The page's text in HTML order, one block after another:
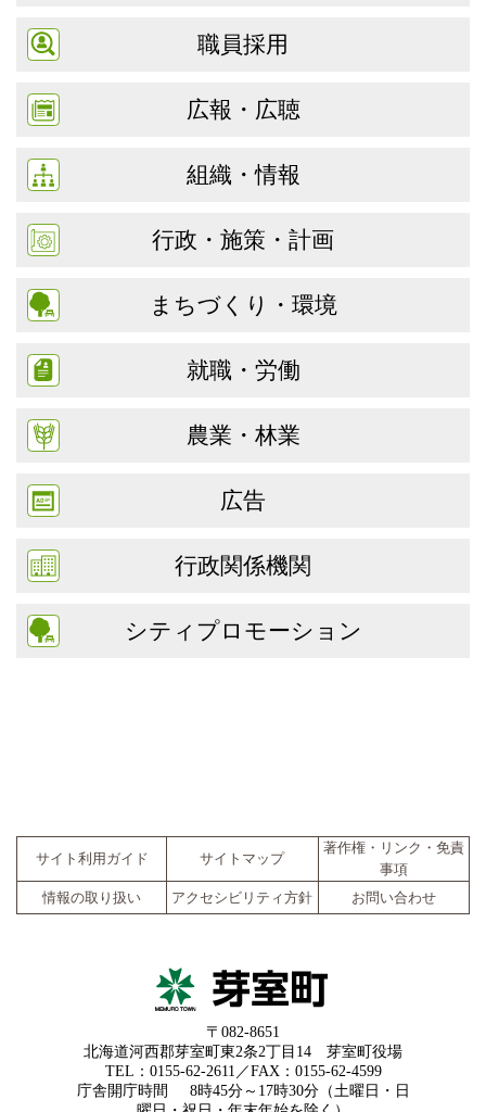
職員採用
広報・広聴
組織・情報
行政・施策・計画
まちづくり・環境
就職・労働
農業・林業
広告
行政関係機関
シティプロモーション
サイト利用ガイド サイトマップ
著作権・リンク・免責
事項
情報の取り扱い
アクセシビリティ方針 お問い合わせ
〒082-8651
北海道河西郡芽室町東2条2丁目14 芽室町役場
TEL：0155-62-2611／FAX：0155-62-4599
庁舎開庁時間
8時45分～17時30分（土曜日・日